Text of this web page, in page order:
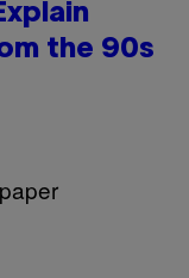
the 90s